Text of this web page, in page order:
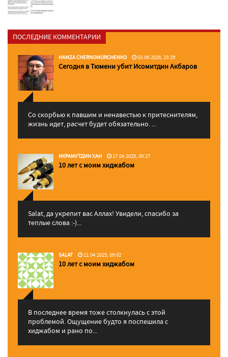
ПОСЛЕДНИЕ КОММЕНТАРИИ
HAMZA CHERNOMORCHENKO 03.06.2026, 23:29
Сегодня в Тюмени убит Исомитдин Акбаров
Со скорбью к павшим и ненавестью к притеснителям,
жизнь идет, расчет будет обязательно. ...
ИКРАМУТДИН ХАН 17.04.2025, 00:27
10 лет с моим хиджабом
Salat, да укрепит вас Аллаx! Увидели, спасибо за
теплые слова :-)...
SALAT 11.04.2025, 09:02
10 лет с моим хиджабом
В последнее время тоже столкнулась с этой
проблемой. Ощущение будто я поспешила с
хиджабом и рано по...